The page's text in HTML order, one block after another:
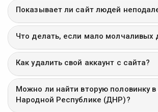
Показывает ли сайт людей
Что делать, если мало молчаливых
Как удалить свой аккаунт с сайта?
Можно ли найти вторую половинку
Народной Республике (ДНР)?